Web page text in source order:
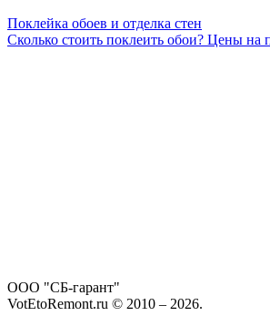
Поклейка обоев и отделка стен
Сколько стоить поклеить обои? Цены на
ООО "СБ-гарант"
VotEtoRemont.ru © 2010 – 2026.